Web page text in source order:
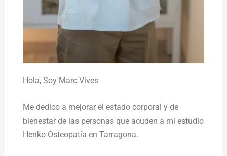
Hola,Soy Marc Vives
Me dedico a mejorar el estado corporal y de
bienestar de las personas que acuden a mi estudio
Henko Osteopatía en Tarragona.